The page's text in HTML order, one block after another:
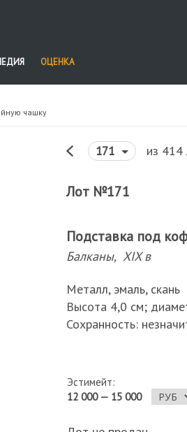
ОЦЕНКА
чашку
171 из 414
Лот №171
Подставка под
Балканы, XIX в
Металл, эмаль, скань
Высота 4,0 см;
Сохранность:
Эстимейт:
12 000 — 15 000